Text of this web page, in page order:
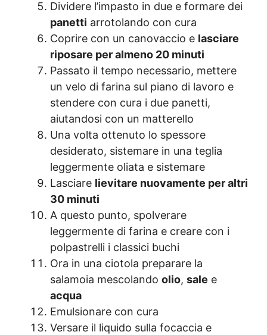
Dividere l’impasto in due e formare dei
panetti arrotolando con cura
Coprire con un canovaccio e lasciare
riposare per almeno 20 minuti
Passato il tempo necessario, mettere
un velo di farina sul piano di lavoro e
stendere con cura i due panetti,
aiutandosi con un matterello
Una volta ottenuto lo spessore
desiderato, sistemare in una teglia
leggermente oliata e sistemare
Lasciare lievitare nuovamente per altri
30 minuti
A questo punto, spolverare
leggermente di farina e creare con i
polpastrelli i classici buchi
Ora in una ciotola preparare la
salamoia mescolando olio, sale e
acqua
Emulsionare con cura
Versare il liquido sulla focaccia e